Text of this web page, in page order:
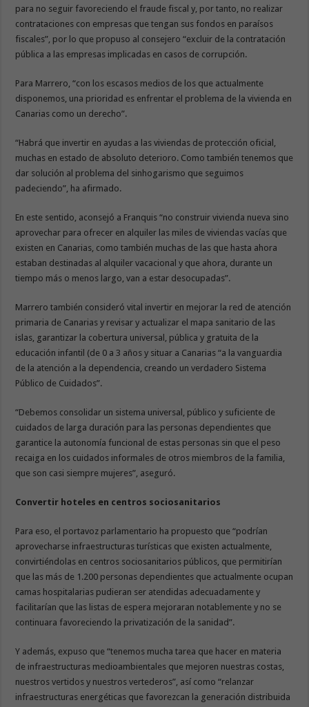
para no seguir favoreciendo el fraude fiscal y, por tanto, no realizar
contrataciones con empresas que tengan sus fondos en paraísos
fiscales”, por lo que propuso al consejero “excluir de la contratación
pública a las empresas implicadas en casos de corrupción.
Para Marrero, “con los escasos medios de los que actualmente
disponemos, una prioridad es enfrentar el problema de la vivienda en
Canarias como un derecho”.
“Habrá que invertir en ayudas a las viviendas de protección oficial,
muchas en estado de absoluto deterioro. Como también tenemos que
dar solución al problema del sinhogarismo que seguimos
padeciendo”, ha afirmado.
En este sentido, aconsejó a Franquis “no construir vivienda nueva sino
aprovechar para ofrecer en alquiler las miles de viviendas vacías que
existen en Canarias, como también muchas de las que hasta ahora
estaban destinadas al alquiler vacacional y que ahora, durante un
tiempo más o menos largo, van a estar desocupadas”.
Marrero también consideró vital invertir en mejorar la red de atención
primaria de Canarias y revisar y actualizar el mapa sanitario de las
islas, garantizar la cobertura universal, pública y gratuita de la
educación infantil (de 0 a 3 años y situar a Canarias “a la vanguardia
de la atención a la dependencia, creando un verdadero Sistema
Público de Cuidados”.
“Debemos consolidar un sistema universal, público y suficiente de
cuidados de larga duración para las personas dependientes que
garantice la autonomía funcional de estas personas sin que el peso
recaiga en los cuidados informales de otros miembros de la familia,
que son casi siempre mujeres”, aseguró.
Convertir hoteles en centros sociosanitarios
Para eso, el portavoz parlamentario ha propuesto que “podrían
aprovecharse infraestructuras turísticas que existen actualmente,
convirtiéndolas en centros sociosanitarios públicos, que permitirían
que las más de 1.200 personas dependientes que actualmente ocupan
camas hospitalarias pudieran ser atendidas adecuadamente y
facilitarían que las listas de espera mejoraran notablemente y no se
continuara favoreciendo la privatización de la sanidad”.
Y además, expuso que “tenemos mucha tarea que hacer en materia
de infraestructuras medioambientales que mejoren nuestras costas,
nuestros vertidos y nuestros vertederos”, así como “relanzar
infraestructuras energéticas que favorezcan la generación distribuida